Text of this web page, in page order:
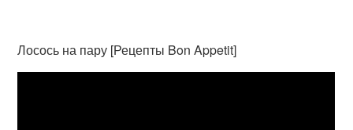
Лосось на пару [Рецепты Bon Appetit]